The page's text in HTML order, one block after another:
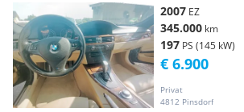
2007 EZ
345.000 km
197 PS (145 kW)
Privat
4812 Pinsdorf
€ 6.900